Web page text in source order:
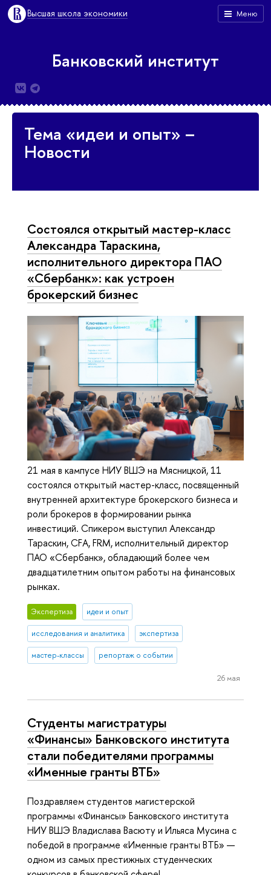
Меню
Высшая школа экономики
Банковский институт
Тема «идеи и опыт» –
Новости
Состоялся открытый мастер-класс
Александра Тараскина,
исполнительного директора ПАО
«Сбербанк»: как устроен
брокерский бизнес
21 мая в кампусе НИУ ВШЭ на Мясницкой, 11
состоялся открытый мастер-класс, посвященный
внутренней архитектуре брокерского бизнеса и
роли брокеров в формировании рынка
инвестиций. Спикером выступил Александр
Тараскин, CFA, FRM, исполнительный директор
ПАО «Сбербанк», обладающий более чем
двадцатилетним опытом работы на финансовых
рынках.
Экспертиза идеи и опыт
исследования и аналитика экспертиза
мастер-классы репортаж о событии
26 мая
Студенты магистратуры
«Финансы» Банковского института
стали победителями программы
«Именные гранты ВТБ»
Поздравляем студентов магистерской
программы «Финансы» Банковского института
НИУ ВШЭ Владислава Васюту и Ильяса Мусина с
победой в программе «Именные гранты ВТБ» —
одном из самых престижных студенческих